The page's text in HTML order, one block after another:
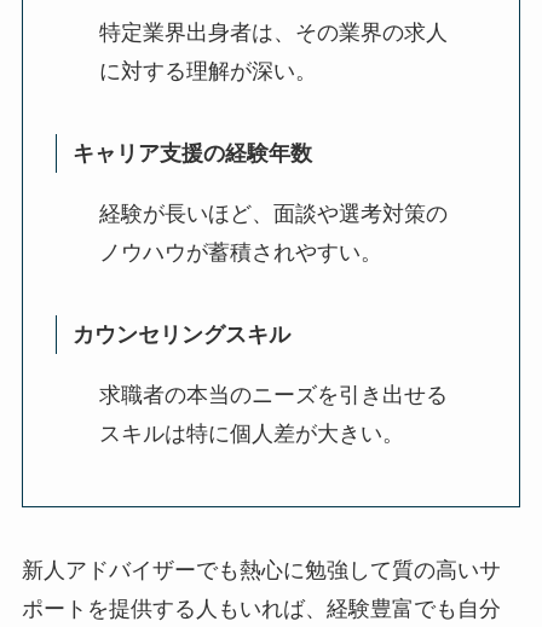
特定業界出身者は、その業界の求人
に対する理解が深い。
キャリア支援の経験年数
経験が長いほど、面談や選考対策の
ノウハウが蓄積されやすい。
カウンセリングスキル
求職者の本当のニーズを引き出せる
スキルは特に個人差が大きい。
新人アドバイザーでも熱心に勉強して質の高いサ
ポートを提供する人もいれば、経験豊富でも自分